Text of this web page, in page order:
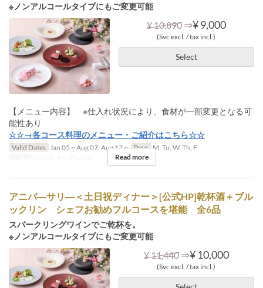
※ノンアルコールタイプにもご変更可能
¥ 10,890 ⇒¥ 9,000
(Svc excl. / tax incl.)
Select
【メニュー内容】 ※仕入れ状況により、食材が一部変更となる可
能性あり
☆☆→各コース料理のメニュー・ご紹介はこちら☆☆
Valid Dates Jan 05 ~ Aug 07, Aug 17 ~ Days M, Tu, W, Th, F
Meals
Lunch, Tea, Dinner Read more
アニバ―サリ―＜土日祝ディナー＞[公式HP]乾杯酒＋ブル
ックリン シェフお勧めフルコースを堪能 全6品
スパークリングワインでご乾杯を。
※ノンアルコールタイプにもご変更可能
¥ 11,440 ⇒¥ 10,000
(Svc excl. / tax incl.)